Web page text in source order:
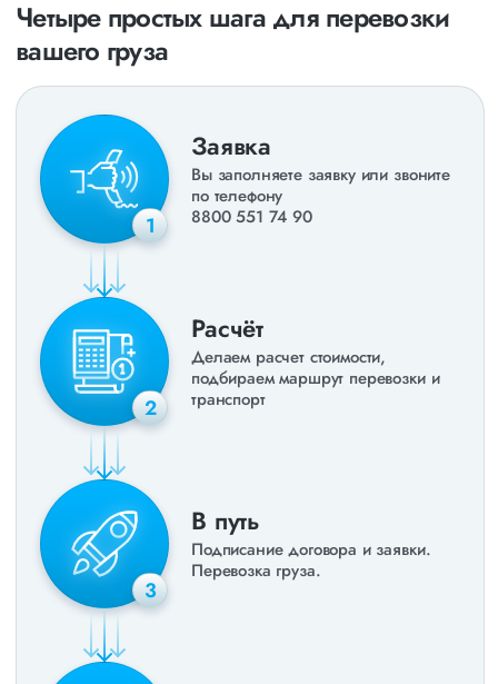
Четыре простых шага для перевозки
вашего груза
1
Заявка
Вы заполняете заявку или звоните
по телефону
8800 551 74 90
2
Расчёт
Делаем расчет стоимости,
подбираем маршрут перевозки и
транспорт
3
В путь
Подписание договора и заявки.
Перевозка груза.